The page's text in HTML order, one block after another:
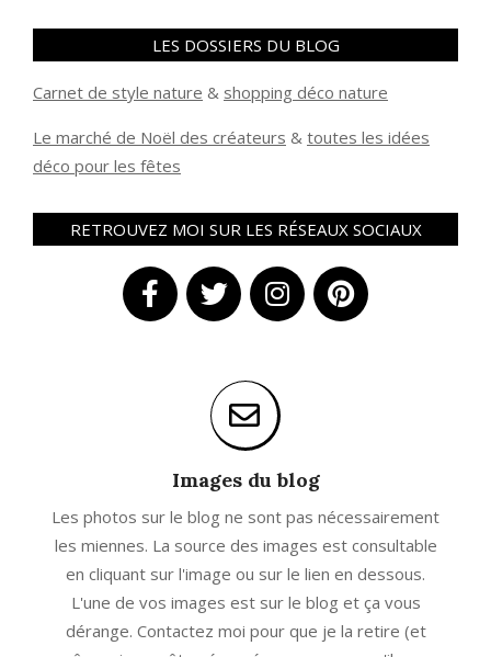
LES DOSSIERS DU BLOG
Carnet de style nature & shopping déco nature
Le marché de Noël des créateurs & toutes les idées
déco pour les fêtes
RETROUVEZ MOI SUR LES RÉSEAUX SOCIAUX
Images du blog
Les photos sur le blog ne sont pas nécessairement
les miennes. La source des images est consultable
en cliquant sur l'image ou sur le lien en dessous.
L'une de vos images est sur le blog et ça vous
dérange. Contactez moi pour que je la retire (et